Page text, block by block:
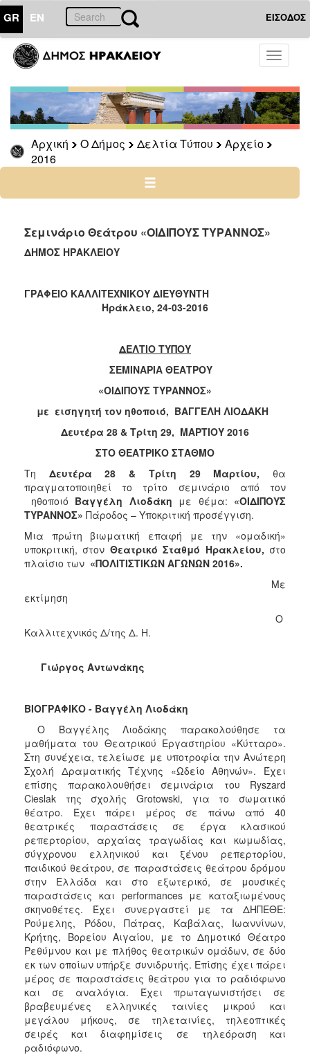
GR EN ΕΙΣΟΔΟΣ
Toggle
Αρχική Ο Δήμος Δελτία Τύπου
Αρχείο
2016
ΔΗΜΟΣ
Δελτία
Τύπου
Αρχείο
2026
2025
2022
2021
2019
2012
2011
2006
ΤΟΠΟΣ
ΠΟΛΙΤΙΣΜΟΣ
ΑΝΘΕΚΤΙΚΗ
ΠΟΛΗ
Σεμινάριο Θεάτρου «ΟΙΔΙΠΟΥΣ ΤΥΡΑΝΝΟΣ»
ΔΗΜΟΣ ΗΡΑΚΛΕΙΟΥ
ΓΡΑΦΕΙΟ ΚΑΛΛΙΤΕΧΝΙΚΟΥ ΔΙΕΥΘΥΝΤΗ
Ηράκλειο, 24-03-2016
ΔΕΛΤΙΟ ΤΥΠΟΥ
ΣΕΜΙΝΑΡΙΑ ΘΕΑΤΡΟΥ
«ΟΙΔΙΠΟΥΣ ΤΥΡΑΝΝΟΣ»
με εισηγητή τον ηθοποιό, ΒΑΓΓΕΛΗ ΛΙΟΔΑΚΗ
Δευτέρα 28 & Τρίτη 29, ΜΑΡΤΙΟΥ 2016
ΣΤΟ ΘΕΑΤΡΙΚΟ ΣΤΑΘΜΟ
Τη Δευτέρα 28 & Τρίτη 29 Μαρτίου, θα
πραγματοποιηθεί το τρίτο σεμινάριο από τον
ηθοποιό Βαγγέλη Λιοδάκη με θέμα: «ΟΙΔΙΠΟΥΣ
ΤΥΡΑΝΝΟΣ» Πάροδος – Υποκριτική προσέγγιση.
Μια πρώτη βιωματική επαφή με την «ομαδική»
υποκριτική, στον Θεατρικό Σταθμό Ηρακλείου, στο
πλαίσιο των «ΠΟΛΙΤΙΣΤΙΚΩΝ ΑΓΩΝΩΝ 2016».
Με
εκτίμηση
Ο
Καλλιτεχνικός Δ/της Δ. Η.
Γιώργος Αντωνάκης
ΒΙΟΓΡΑΦΙΚΟ - Βαγγέλη Λιοδάκη
Ο Βαγγέλης Λιοδάκης παρακολούθησε τα
μαθήματα του Θεατρικού Εργαστηρίου «Κύτταρο».
Στη συνέχεια, τελείωσε με υποτροφία την Ανώτερη
Σχολή Δραματικής Τέχνης «Ωδείο Αθηνών». Έχει
επίσης παρακολουθήσει σεμινάρια του Ryszard
Cieslak της σχολής Grotowski, για το σωματικό
θέατρο. Έχει πάρει μέρος σε πάνω από 40
θεατρικές παραστάσεις σε έργα κλασικού
ρεπερτορίου, αρχαίας τραγωδίας και κωμωδίας,
σύγχρονου ελληνικού και ξένου ρεπερτορίου,
παιδικού θεάτρου, σε παραστάσεις θεάτρου δρόμου
στην Ελλάδα και στο εξωτερικό, σε μουσικές
παραστάσεις και performances με καταξιωμένους
σκηνοθέτες. Έχει συνεργαστεί με τα ΔΗΠΕΘΕ:
Ρούμελης, Ρόδου, Πάτρας, Καβάλας, Ιωαννίνων,
Κρήτης, Βορείου Αιγαίου, με το Δημοτικό Θέατρο
Ρεθύμνου και με πλήθος θεατρικών ομάδων, σε δύο
εκ των οποίων υπήρξε συνιδρυτής. Επίσης έχει πάρει
μέρος σε παραστάσεις θεάτρου για το ραδιόφωνο
και σε αναλόγια. Έχει πρωταγωνιστήσει σε
βραβευμένες ελληνικές ταινίες μικρού και
μεγάλου μήκους, σε τηλεταινίες, τηλεοπτικές
σειρές και διαφημίσεις σε τηλεόραση και
ραδιόφωνο.